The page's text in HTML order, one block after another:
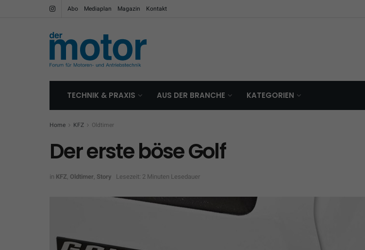
Abo Mediaplan Magazin Kontakt
TECHNIK & PRAXIS AUS DER BRANCHE KATEGORIEN
Home KFZ Oldtimer
Der erste böse Golf
in KFZ, Oldtimer, Story Lesezeit: 2 Minuten Lesedauer